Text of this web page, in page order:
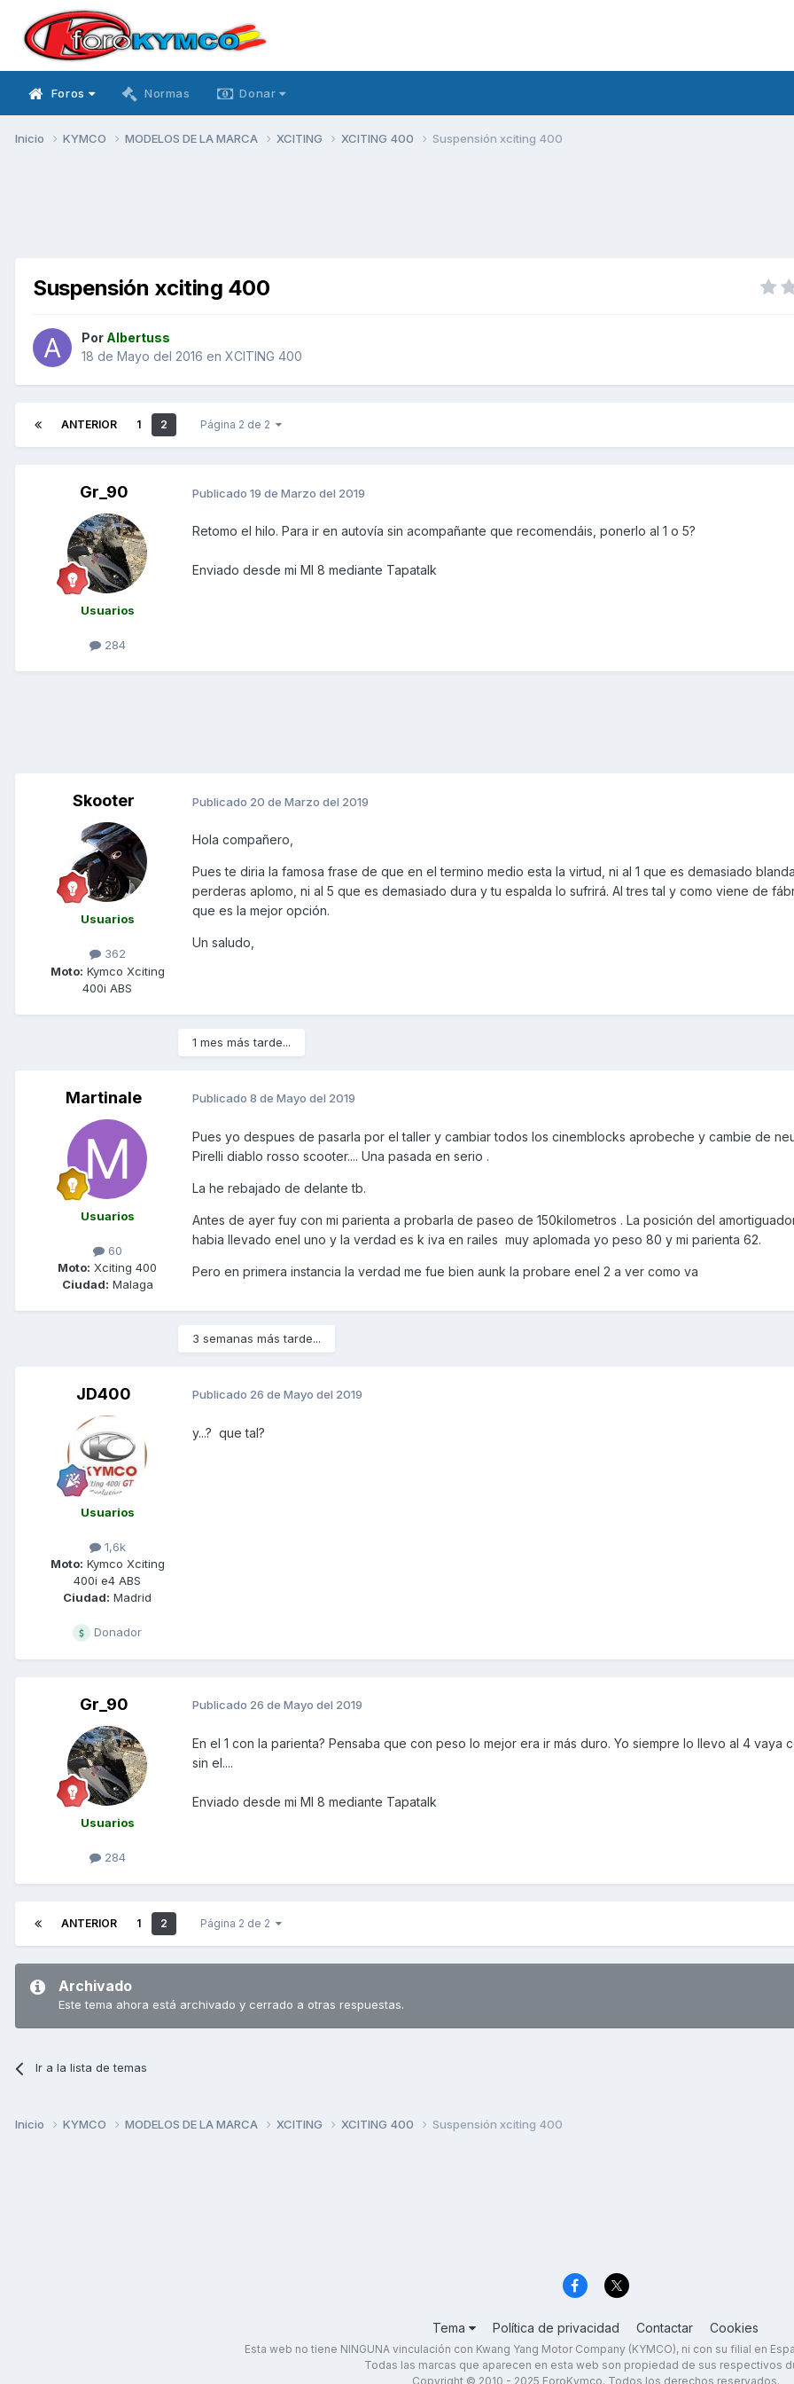
Foros Normas Donar
Inicio KYMCO MODELOS DE LA MARCA XCITING XCITING 400 Suspensión xciting 400
Suspensión xciting 400
Por Albertuss
18 de Mayo del 2016 en XCITING 400
ANTERIOR 1 2 Página 2 de 2
Gr_90
Usuarios
284
Publicado 19 de Marzo del 2019
Retomo el hilo. Para ir en autovía sin acompañante que recomendáis, ponerlo al 1 o 5?
Enviado desde mi MI 8 mediante Tapatalk
Skooter
Usuarios
362
Moto: Kymco Xciting
400i ABS
Publicado 20 de Marzo del 2019
Hola compañero,
Pues te diria la famosa frase de que en el termino medio esta la virtud, ni al 1 que es demasiado
perderas aplomo, ni al 5 que es demasiado dura y tu espalda lo sufrirá. Al tres tal y como viene de
que es la mejor opción.
Un saludo,
1 mes más tarde...
Martinale
Usuarios
60
Moto: Xciting 400
Ciudad: Malaga
Publicado 8 de Mayo del 2019
Pues yo despues de pasarla por el taller y cambiar todos los cinemblocks aprobeche y cambie de
Pirelli diablo rosso scooter.... Una pasada en serio .
La he rebajado de delante tb.
Antes de ayer fuy con mi parienta a probarla de paseo de 150kilometros . La posición del
habia llevado enel uno y la verdad es k iva en railes muy aplomada yo peso 80 y mi parienta 62.
Pero en primera instancia la verdad me fue bien aunk la probare enel 2 a ver como va
3 semanas más tarde...
JD400
Usuarios
1,6k
Moto: Kymco Xciting
400i e4 ABS
Ciudad: Madrid
Donador
Publicado 26 de Mayo del 2019
y...? que tal?
Gr_90
Usuarios
284
Publicado 26 de Mayo del 2019
En el 1 con la parienta? Pensaba que con peso lo mejor era ir más duro. Yo siempre lo llevo al 4 vaya
sin el....
Enviado desde mi MI 8 mediante Tapatalk
ANTERIOR 1 2 Página 2 de 2
Archivado
Este tema ahora está archivado y cerrado a otras respuestas.
Ir a la lista de temas
Inicio KYMCO MODELOS DE LA MARCA XCITING XCITING 400 Suspensión xciting 400
Tema Política de privacidad Contactar Cookies
Esta web no tiene NINGUNA vinculación con Kwang Yang Motor Company (KYMCO), ni con su filial en
Todas las marcas que aparecen en esta web son propiedad de sus respectivos
Copyright © 2010 - 2025 ForoKymco. Todos los derechos reservados.